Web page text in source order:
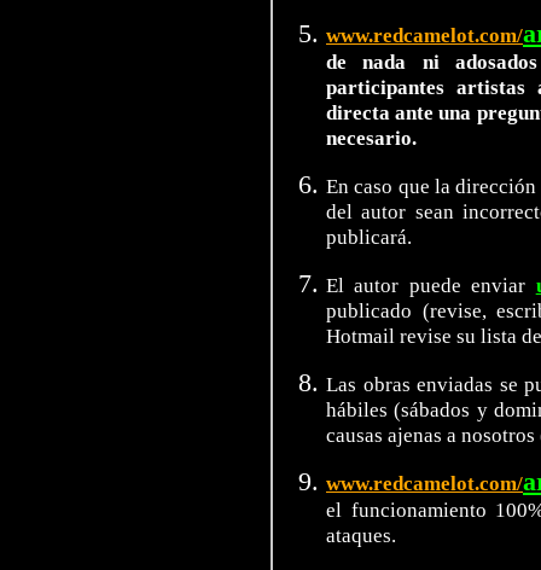
www.redcamelot.com/
de nada ni
participantes artistas
directa ante una
necesario.
En caso que la
del autor sean
publicará.
El autor puede enviar
publicado (revise,
Hotmail revise su lista
Las obras enviadas se
hábiles (sábados y
causas ajenas a
www.redcamelot.com/
el funcionamiento
ataques.